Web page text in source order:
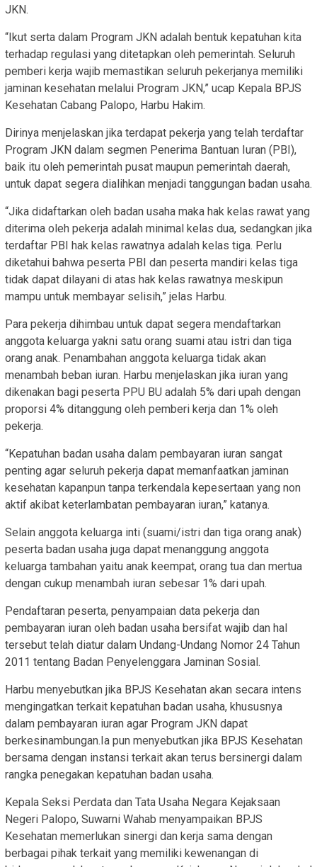
JKN.
“Ikut serta dalam Program JKN adalah bentuk kepatuhan kita
terhadap regulasi yang ditetapkan oleh pemerintah. Seluruh
pemberi kerja wajib memastikan seluruh pekerjanya memiliki
jaminan kesehatan melalui Program JKN,” ucap Kepala BPJS
Kesehatan Cabang Palopo, Harbu Hakim.
Dirinya menjelaskan jika terdapat pekerja yang telah terdaftar
Program JKN dalam segmen Penerima Bantuan Iuran (PBI),
baik itu oleh pemerintah pusat maupun pemerintah daerah,
untuk dapat segera dialihkan menjadi tanggungan badan usaha.
“Jika didaftarkan oleh badan usaha maka hak kelas rawat yang
diterima oleh pekerja adalah minimal kelas dua, sedangkan jika
terdaftar PBI hak kelas rawatnya adalah kelas tiga. Perlu
diketahui bahwa peserta PBI dan peserta mandiri kelas tiga
tidak dapat dilayani di atas hak kelas rawatnya meskipun
mampu untuk membayar selisih,” jelas Harbu.
Para pekerja dihimbau untuk dapat segera mendaftarkan
anggota keluarga yakni satu orang suami atau istri dan tiga
orang anak. Penambahan anggota keluarga tidak akan
menambah beban iuran. Harbu menjelaskan jika iuran yang
dikenakan bagi peserta PPU BU adalah 5% dari upah dengan
proporsi 4% ditanggung oleh pemberi kerja dan 1% oleh
pekerja.
“Kepatuhan badan usaha dalam pembayaran iuran sangat
penting agar seluruh pekerja dapat memanfaatkan jaminan
kesehatan kapanpun tanpa terkendala kepesertaan yang non
aktif akibat keterlambatan pembayaran iuran,” katanya.
Selain anggota keluarga inti (suami/istri dan tiga orang anak)
peserta badan usaha juga dapat menanggung anggota
keluarga tambahan yaitu anak keempat, orang tua dan mertua
dengan cukup menambah iuran sebesar 1% dari upah.
Pendaftaran peserta, penyampaian data pekerja dan
pembayaran iuran oleh badan usaha bersifat wajib dan hal
tersebut telah diatur dalam Undang-Undang Nomor 24 Tahun
2011 tentang Badan Penyelenggara Jaminan Sosial.
Harbu menyebutkan jika BPJS Kesehatan akan secara intens
mengingatkan terkait kepatuhan badan usaha, khususnya
dalam pembayaran iuran agar Program JKN dapat
berkesinambungan.Ia pun menyebutkan jika BPJS Kesehatan
bersama dengan instansi terkait akan terus bersinergi dalam
rangka penegakan kepatuhan badan usaha.
Kepala Seksi Perdata dan Tata Usaha Negara Kejaksaan
Negeri Palopo, Suwarni Wahab menyampaikan BPJS
Kesehatan memerlukan sinergi dan kerja sama dengan
berbagai pihak terkait yang memiliki kewenangan di